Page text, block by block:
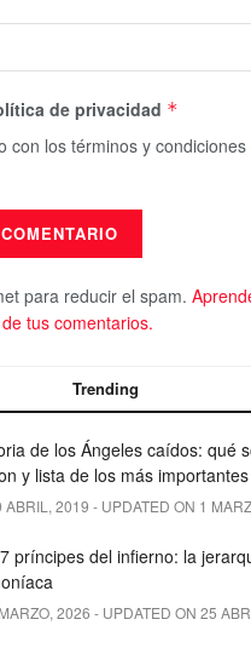
de privacidad *
con los términos y
para reducir el spam.
tus comentarios.
Trending
de los Ángeles caídos: qué
y lista de los más importantes
ABRIL, 2019 - UPDATED ON 1
príncipes del infierno: la
2026 - UPDATED ON 25